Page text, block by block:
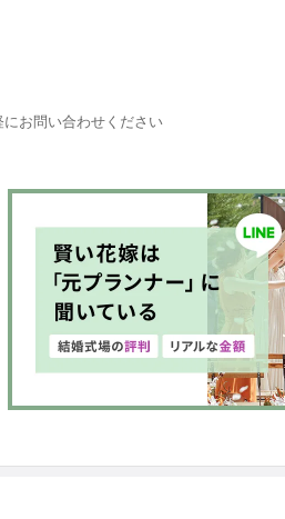
お問い合わせください